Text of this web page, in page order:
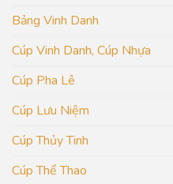
Bảng Vinh Danh
Cúp Vinh Danh, Cúp Nhựa
Cúp Pha Lê
Cúp Lưu Niệm
Cúp Thủy Tinh
Cúp Thể Thao